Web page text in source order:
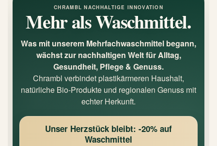
CHRAMBL NACHHALTIGE INNOVATION
Mehr als Waschmittel.
Was mit unserem Mehrfachwaschmittel begann,
wächst zur nachhaltigen Welt für Alltag,
Gesundheit, Pflege & Genuss.
Chrambl verbindet plastikärmeren Haushalt,
natürliche Bio-Produkte und regionalen Genuss mit
echter Herkunft.
Unser Herzstück bleibt: -20% auf
Waschmittel